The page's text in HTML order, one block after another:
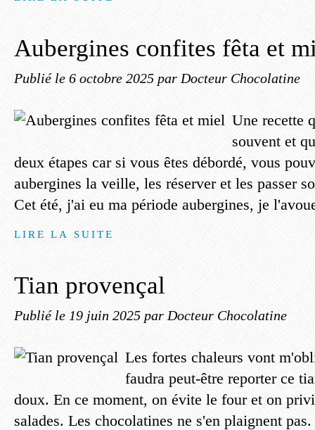
Aubergines confites fêta et
Publié le 6 octobre 2025 par Docteur Chocolatine
Une recette
souvent et
deux étapes car si vous êtes débordé, vous
aubergines la veille, les réserver et les passer
Cet été, j'ai eu ma période aubergines, je
LIRE LA SUITE
Tian provençal
Publié le 19 juin 2025 par Docteur Chocolatine
Les fortes chaleurs vont
faudra peut-être reporter ce
doux. En ce moment, on évite le four et on
salades. Les chocolatines ne s'en plaignent